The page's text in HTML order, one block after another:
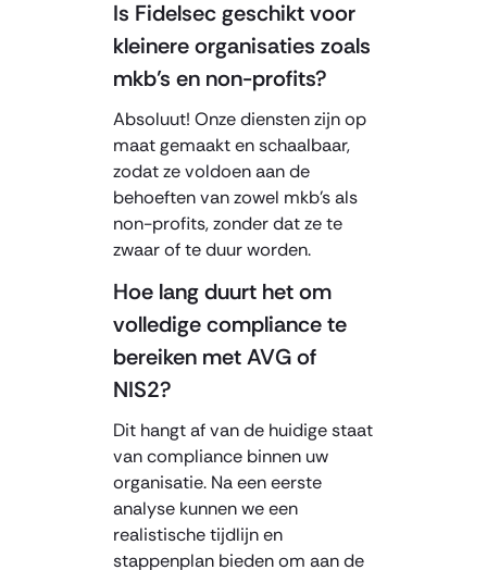
Is Fidelsec geschikt voor
kleinere organisaties zoals
mkb’s en non-profits?
Absoluut! Onze diensten zijn op
maat gemaakt en schaalbaar,
zodat ze voldoen aan de
behoeften van zowel mkb’s als
non-profits, zonder dat ze te
zwaar of te duur worden.
Hoe lang duurt het om
volledige compliance te
bereiken met AVG of
NIS2?
Dit hangt af van de huidige staat
van compliance binnen uw
organisatie. Na een eerste
analyse kunnen we een
realistische tijdlijn en
stappenplan bieden om aan de